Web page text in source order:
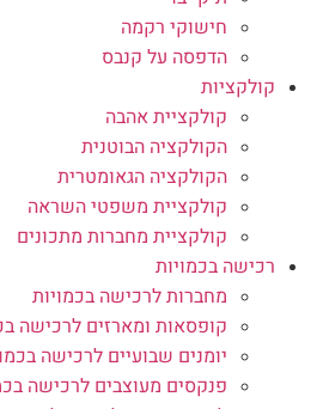
חישוקי רקמה
הדפסה על קנבס
קולקציות
קולקציית אהבה
הקולקציה הבוטנית
הקולקציה הגאומטרית
קולקציית משפטי השראה
קולקציית מחברות מתכונים
רכישה בכמויות
מחברות לרכישה בכמויות
קופסאות ומארזים לרכישה
יומנים שבועיים לרכישה
פנקסים מעוצבים לרכישה